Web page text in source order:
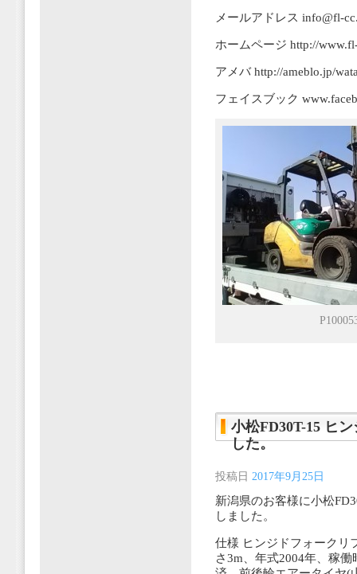
メールアドレス info@fl-
ホームページ http://
アメバ http://ameblo.jp/
フェイスブック
小松FD30T-15 ヒ
した。
投稿日 2017年9月25日
新潟県のお客様に小松
しました。
仕様 ヒンジドフォークリ
さ3m、年式2004年、稼